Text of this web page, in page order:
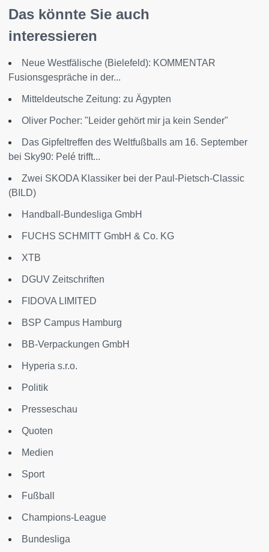
Das könnte Sie auch
interessieren
Neue Westfälische (Bielefeld): KOMMENTAR
Fusionsgespräche in der...
Mitteldeutsche Zeitung: zu Ägypten
Oliver Pocher: "Leider gehört mir ja kein Sender"
Das Gipfeltreffen des Weltfußballs am 16. September
bei Sky90: Pelé trifft...
Zwei SKODA Klassiker bei der Paul-Pietsch-Classic
(BILD)
Handball-Bundesliga GmbH
FUCHS SCHMITT GmbH & Co. KG
XTB
DGUV Zeitschriften
FIDOVA LIMITED
BSP Campus Hamburg
BB-Verpackungen GmbH
Hyperia s.r.o.
Politik
Presseschau
Quoten
Medien
Sport
Fußball
Champions-League
Bundesliga